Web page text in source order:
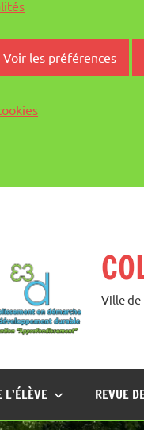
Voir les préférences
Ville de
L’ÉLÈVE REVUE